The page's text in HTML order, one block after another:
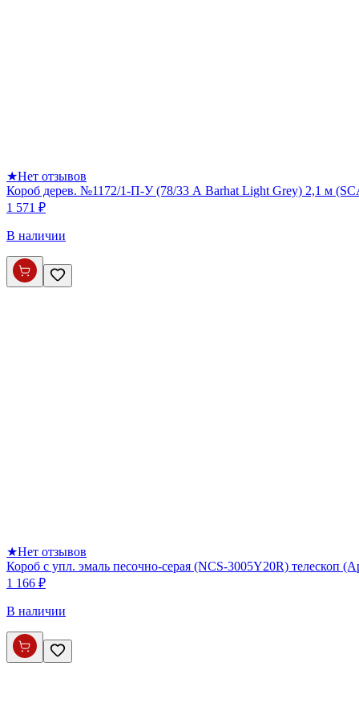
★Нет отзывов
Короб дерев. №1172/1-П-У (78/33 А Barhat Light Grey) 2,1 м
1 571 ₽
В наличии
★Нет отзывов
Короб с упл. эмаль песочно-серая (NCS-3005Y20R) телескоп
1 166 ₽
В наличии